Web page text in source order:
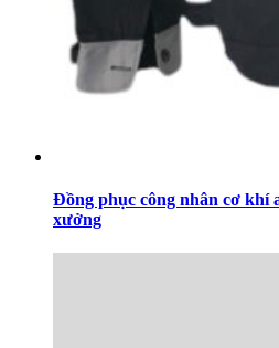
Đồng phục công nhân cơ khí
xưởng